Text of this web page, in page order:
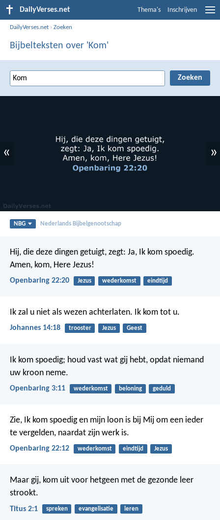
DailyVerses.net Thema's Inschrijven
DailyVerses.net ›Zoeken
Bijbelteksten over 'Kom'
« »
NBG Nederlands Bijbelgenootschap
Hij, die deze dingen getuigt, zegt: Ja, Ik kom spoedig.
Amen, kom, Here Jezus!
Openbaring 22:20 Jezus wederkomst eindtijd
Ik zal u niet als wezen achterlaten. Ik kom tot u.
Johannes 14:18 trooster Jezus Geest
Ik kom spoedig; houd vast wat gij hebt, opdat niemand
uw kroon neme.
Openbaring 3:11 wederkomst beloning geduld
Zie, Ik kom spoedig en mijn loon is bij Mij om een ieder
te vergelden, naardat zijn werk is.
Openbaring 22:12 wederkomst eindtijd Jezus
Maar gij, kom uit voor hetgeen met de gezonde leer
strookt.
Titus 2:1 spreken evangelisatie leren